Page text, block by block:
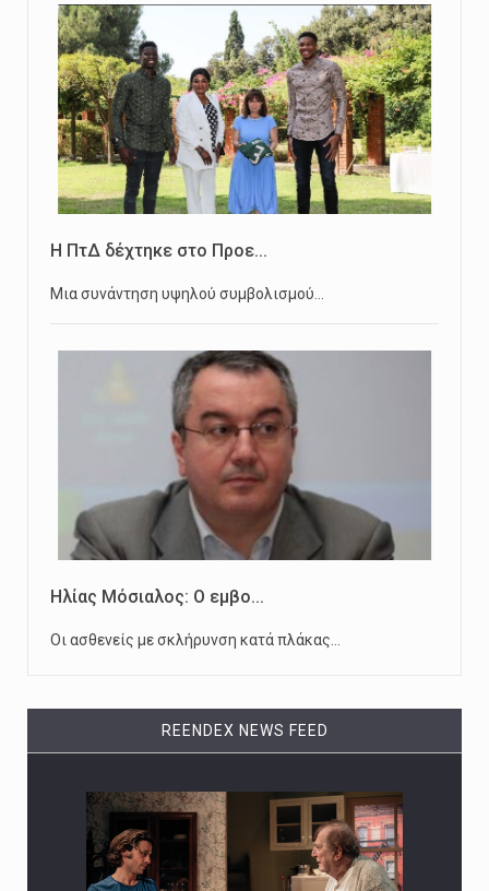
Η ΠτΔ δέχτηκε στο Προε...
Μια συνάντηση υψηλού συμβολισμού…
Ηλίας Μόσιαλος: Ο εμβο...
Οι ασθενείς με σκλήρυνση κατά πλάκας…
REENDEX NEWS FEED